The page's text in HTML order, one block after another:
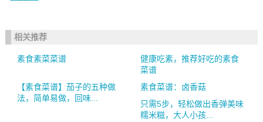
相关推荐
素食素菜菜谱
健康吃素，推荐好吃的素食
菜谱
【素食菜谱】茄子的五种做
法，简单易做，回味...
素食菜谱：卤香菇
只需5步，轻松做出香弹美味
糯米糍，大人小孩...